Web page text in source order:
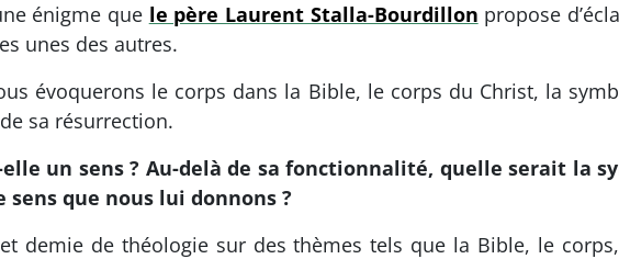
énigme que le père Laurent Stalla-Bourdillon propose
unes des autres.
évoquerons le corps dans la Bible, le corps du Christ, la
sa résurrection.
un sens ? Au-delà de sa fonctionnalité, quelle serait la
sens que nous lui donnons ?
demie de théologie sur des thèmes tels que la Bible, le